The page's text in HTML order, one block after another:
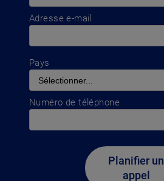
Adresse e-mail
Pays
Numéro de téléphone
Planifier un
appel